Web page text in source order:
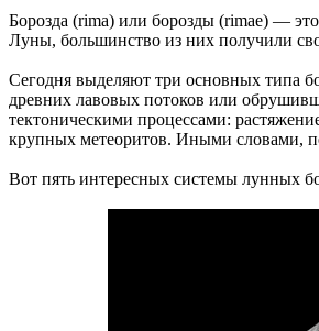
Борозда (rima) или борозды (rimae) —
Луны, большинство из них получили
Сегодня выделяют три основных типа
древних лавовых потоков или
тектоническими процессами:
крупных метеоритов. Иными словами,
Вот пять интересных системы лунных